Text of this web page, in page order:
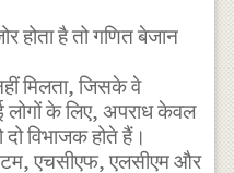
होता है तो गणित बेजान
मिलता, जिसके वे
के लिए, अपराध केवल
विभाजक होते हैं।
एचसीएफ, एलसीएम और